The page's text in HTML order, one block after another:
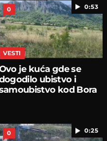
0:53
0
VESTI
je kuća gde se
ubistvo i
kod Bora
0:25
0